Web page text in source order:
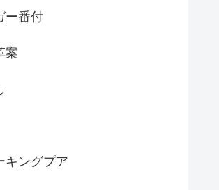
ー番付
案
キングプア